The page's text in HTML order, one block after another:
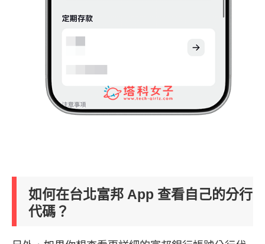
如何在台北富邦 App 查看自己的分行
代碼？